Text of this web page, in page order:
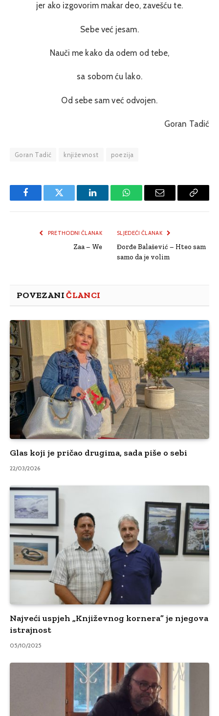
jer ako izgovorim makar deo, zavešću te.
Sebe već jesam.
Nauči me kako da odem od tebe,
sa sobom ću lako.
Od sebe sam već odvojen.
Goran Tadić
Goran Tadić književnost poezija
FacebookTwitter LinkedInWhatsAppEmail
Copy
PRETHODNI ČLANAK
Zaa – We
SLJEDEĆI ČLANAK
Đorđe Balašević – Hteo sam
samo da je volim
POVEZANIČLANCI
Glas koji je pričao drugima, sada piše o sebi
22/03/2026
Najveći uspjeh „Književnog kornera” je njegova
istrajnost
05/10/2025